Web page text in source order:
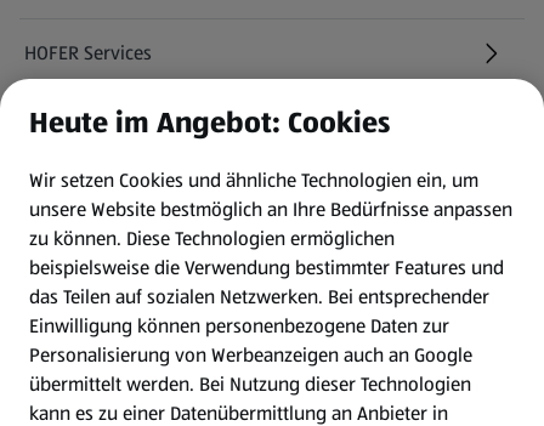
HOFER Services
Newsletter
WhatsApp
Gewinnspiele
Mein HOFER. Meine Einkäufe.
Meine Meinung. Mein HOFER.
Heute im Angebot: Cookies
Wir setzen Cookies und ähnliche Technologien ein, um
unsere Website bestmöglich an Ihre Bedürfnisse anpassen
zu können. Diese Technologien ermöglichen
beispielsweise die Verwendung bestimmter Features und
das Teilen auf sozialen Netzwerken. Bei entsprechender
Einwilligung können personenbezogene Daten zur
Personalisierung von Werbeanzeigen auch an Google
übermittelt werden. Bei Nutzung dieser Technologien
kann es zu einer Datenübermittlung an Anbieter in